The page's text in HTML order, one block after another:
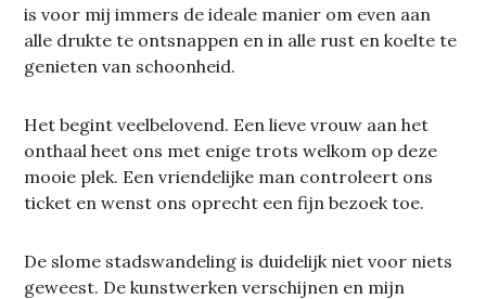
is voor mij immers de ideale manier om even aan
alle drukte te ontsnappen en in alle rust en koelte te
genieten van schoonheid.
Het begint veelbelovend. Een lieve vrouw aan het
onthaal heet ons met enige trots welkom op deze
mooie plek. Een vriendelijke man controleert ons
ticket en wenst ons oprecht een fijn bezoek toe.
De slome stadswandeling is duidelijk niet voor niets
geweest. De kunstwerken verschijnen en mijn